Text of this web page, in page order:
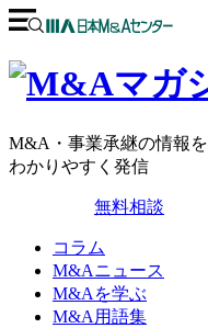
M&A・事業承継の情報を
わかりやすく発信
無料相談
コラム
M&Aニュース
M&Aを学ぶ
M&A用語集